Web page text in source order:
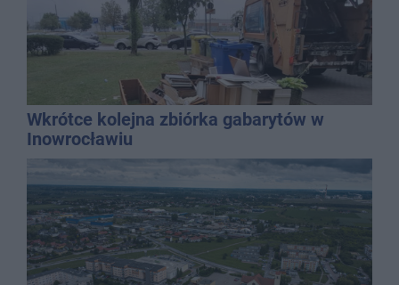
Wkrótce kolejna zbiórka gabarytów w
Inowrocławiu